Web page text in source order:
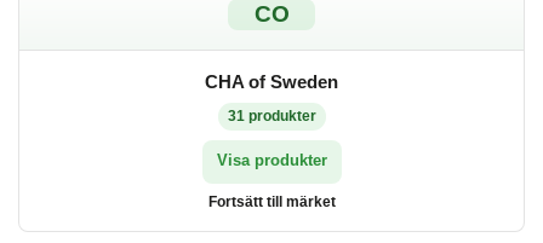
CO
CHA of Sweden
31 produkter
Visa produkter
Fortsätt till märket